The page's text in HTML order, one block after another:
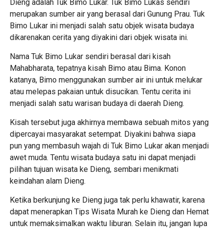
Dieng adalah Tuk Bimo Lukar. Tuk Bimo Lukas sendiri
merupakan sumber air yang berasal dari Gunung Prau. Tuk
Bimo Lukar ini menjadi salah satu objek wisata budaya
dikarenakan cerita yang diyakini dari objek wisata ini.
Nama Tuk Bimo Lukar sendiri berasal dari kisah
Mahabharata, tepatnya kisah Bimo atau Bima. Konon
katanya, Bimo menggunakan sumber air ini untuk melukar
atau melepas pakaian untuk disucikan. Tentu cerita ini
menjadi salah satu warisan budaya di daerah Dieng.
Kisah tersebut juga akhirnya membawa sebuah mitos yang
dipercayai masyarakat setempat. Diyakini bahwa siapa
pun yang membasuh wajah di Tuk Bimo Lukar akan menjadi
awet muda. Tentu wisata budaya satu ini dapat menjadi
pilihan tujuan wisata ke Dieng, sembari menikmati
keindahan alam Dieng.
Ketika berkunjung ke Dieng juga tak perlu khawatir, karena
dapat menerapkan Tips Wisata Murah ke Dieng dan Hemat
untuk memaksimalkan waktu liburan. Selain itu, jangan lupa